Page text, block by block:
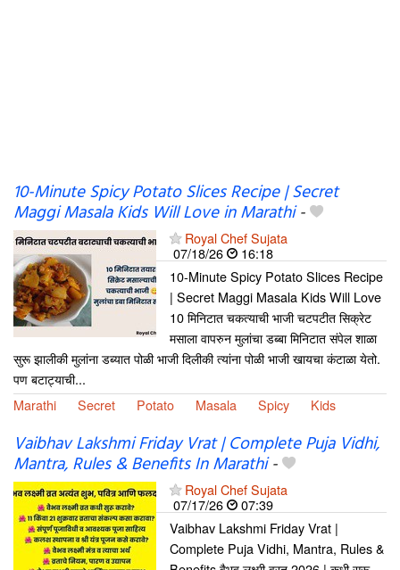
10-Minute Spicy Potato Slices Recipe | Secret
Maggi Masala Kids Will Love in Marathi-
Royal Chef Sujata
07/18/26
16:18
10-Minute Spicy Potato Slices Recipe
| Secret Maggi Masala Kids Will Love
10 मिनिटात चकत्याची भाजी चटपटीत सिक्रेट
मसाला वापरुन मुलांचा डब्बा मिनिटात संपेल शाळा
सुरू झालीकी मुलांना डब्यात पोळी भाजी दिलीकी त्यांना पोळी भाजी खायचा कंटाळा येतो.
पण बटाट्याची...
Marathi
Secret Potato Masala Spicy Kids
Vaibhav Lakshmi Friday Vrat | Complete Puja Vidhi,
Mantra, Rules & Benefits In Marathi-
Royal Chef Sujata
07/17/26
07:39
Vaibhav Lakshmi Friday Vrat |
Complete Puja Vidhi, Mantra, Rules &